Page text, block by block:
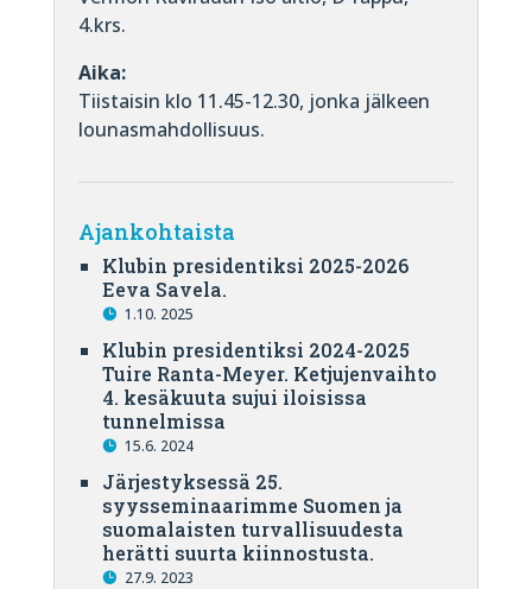
4.krs.
Aika:
Tiistaisin klo 11.45-12.30, jonka jälkeen
lounasmahdollisuus.
Ajankohtaista
Klubin presidentiksi 2025-2026
Eeva Savela.
1.10. 2025
Klubin presidentiksi 2024-2025
Tuire Ranta-Meyer. Ketjujenvaihto
4. kesäkuuta sujui iloisissa
tunnelmissa
15.6. 2024
Järjestyksessä 25.
syysseminaarimme Suomen ja
suomalaisten turvallisuudesta
herätti suurta kiinnostusta.
27.9. 2023